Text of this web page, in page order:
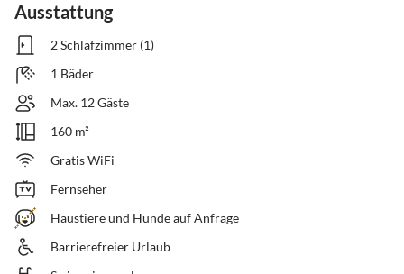
Ausstattung
2 Schlafzimmer (1)
1 Bäder
Max. 12 Gäste
160 m²
Gratis WiFi
Fernseher
Haustiere und Hunde auf Anfrage
Barrierefreier Urlaub